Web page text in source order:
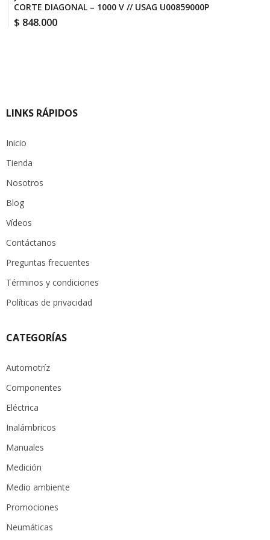
CORTE DIAGONAL – 1000 V // USAG U00859000P
$ 848.000
LINKS RÁPIDOS
Inicio
Tienda
Nosotros
Blog
Vídeos
Contáctanos
Preguntas frecuentes
Términos y condiciones
Políticas de privacidad
CATEGORÍAS
Automotríz
Componentes
Eléctrica
Inalámbricos
Manuales
Medición
Medio ambiente
Promociones
Neumáticas